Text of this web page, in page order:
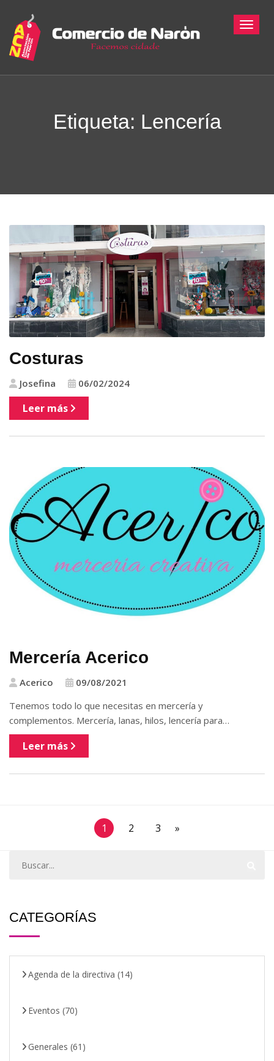
Etiqueta: Lencería
Costuras
Josefina 06/02/2024
Leer más
Mercería Acerico
Acerico
09/08/2021
Tenemos todo lo que necesitas en mercería y
complementos. Mercería, lanas, hilos, lencería para…
Leer más
1 2 3 »
CATEGORÍAS
Agenda de la directiva (14)
Eventos (70)
Generales (61)